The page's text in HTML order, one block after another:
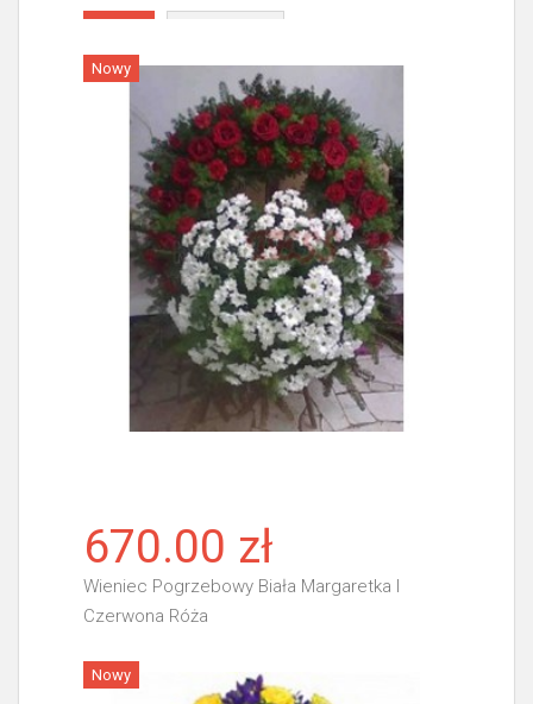
Nowy
670.00 zł
Wieniec Pogrzebowy Biała Margaretka I
Czerwona Róża
Więcej
Nowy